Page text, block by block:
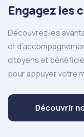
Engagez les
Découvrez les
et
citoyens et
pour appuyer votre
Découvrir